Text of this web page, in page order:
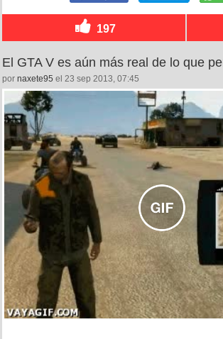
197
El GTA V es aún más real de lo que
por naxete95 el 23 sep 2013, 07:45